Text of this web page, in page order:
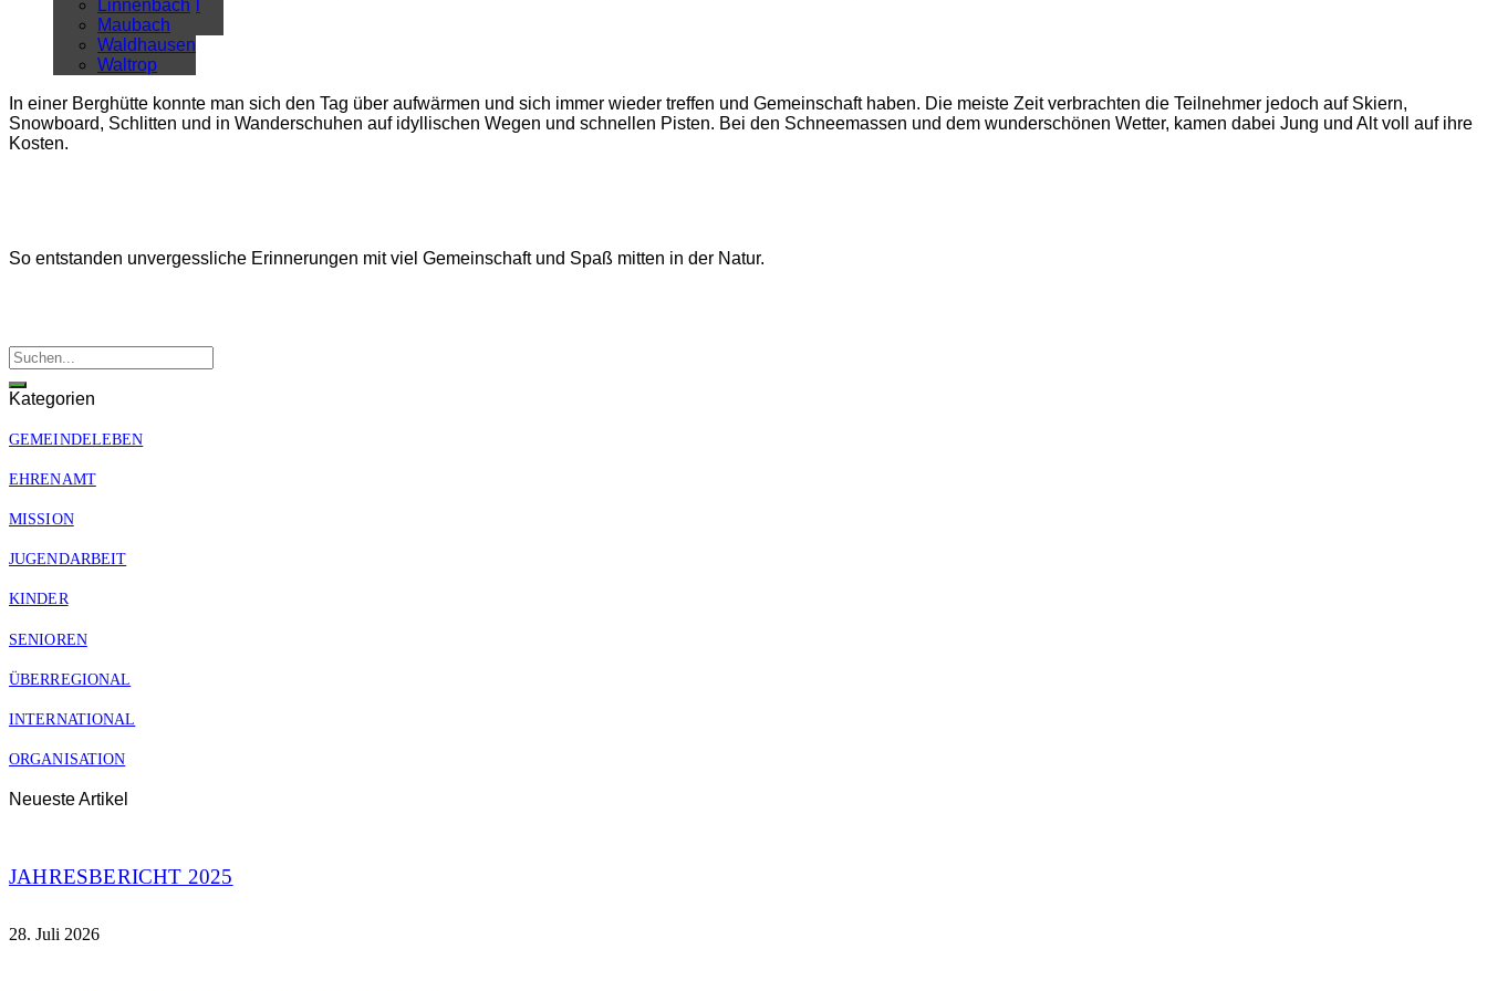
Überregional
Alle Artikel
Linnenbach
Maubach
Waldhausen
Waltrop
In einer Berghütte konnte man sich den Tag über aufwärmen und sich immer wieder treffen und Gemeinschaft haben. Die meiste Zeit verbrachten die Teilnehmer jedoch auf Skiern,
Snowboard, Schlitten und in Wanderschuhen auf idyllischen Wegen und schnellen Pisten. Bei den Schneemassen und dem wunderschönen Wetter, kamen dabei Jung und Alt voll auf ihre
Kosten.
So entstanden unvergessliche Erinnerungen mit viel Gemeinschaft und Spaß mitten in der Natur.
Kategorien
GEMEINDELEBEN
EHRENAMT
MISSION
JUGENDARBEIT
KINDER
SENIOREN
ÜBERREGIONAL
INTERNATIONAL
ORGANISATION
Neueste Artikel
JAHRESBERICHT 2025
28. Juli 2026